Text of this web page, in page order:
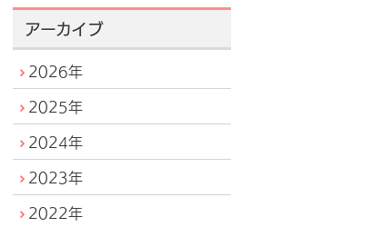
アーカイブ
2026年
2025年
2024年
2023年
2022年